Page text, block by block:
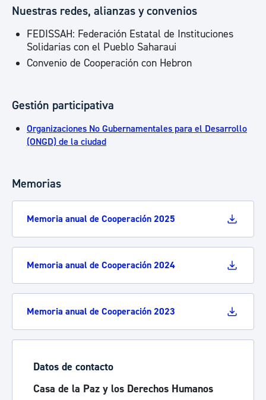
Nuestras redes, alianzas y convenios
FEDISSAH: Federación Estatal de Instituciones
Solidarias con el Pueblo Saharaui
Convenio de Cooperación con Hebron
Gestión participativa
Organizaciones No Gubernamentales para el Desarrollo
(ONGD) de la ciudad
Memorias
Memoria anual de Cooperación 2025
Memoria anual de Cooperación 2024
Memoria anual de Cooperación 2023
Datos de contacto
Casa de la Paz y los Derechos Humanos